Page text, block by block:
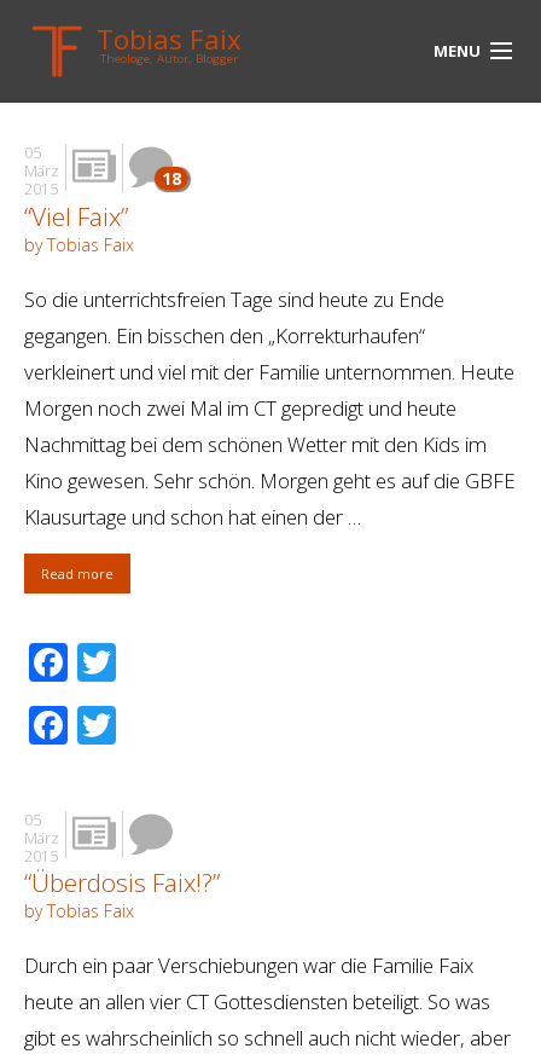
Tobias Faix
Theologe, Autor, Blogger MENU
HOME
BLOG
BIOGRAPHIE
MEDIEN
KONTAKT
LINKS
05
März
2015
18
“Viel Faix”
by Tobias Faix
So die unterrichtsfreien Tage sind heute zu Ende
gegangen. Ein bisschen den „Korrekturhaufen“
verkleinert und viel mit der Familie unternommen. Heute
Morgen noch zwei Mal im CT gepredigt und heute
Nachmittag bei dem schönen Wetter mit den Kids im
Kino gewesen. Sehr schön. Morgen geht es auf die GBFE
Klausurtage und schon hat einen der …
Read more
Facebook
Facebook
05
März
2015
“Überdosis Faix!?”
by Tobias Faix
Durch ein paar Verschiebungen war die Familie Faix
heute an allen vier CT Gottesdiensten beteiligt. So was
gibt es wahrscheinlich so schnell auch nicht wieder, aber